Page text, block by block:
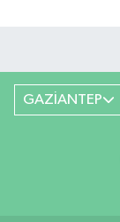
GAZİANTEP